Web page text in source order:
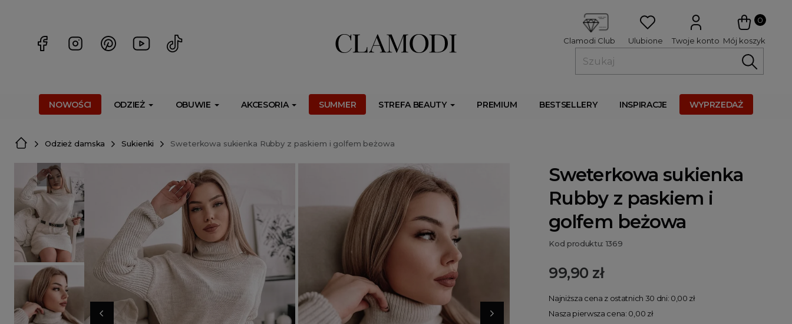
0
Mój koszyk
Twoje konto
Ulubione
Clamodi Club
NOWOŚCI ODZIEŻ OBUWIE AKCESORIA SUMMER STREFA BEAUTY PREMIUM BESTSELLERY INSPIRACJE WYPRZEDAŻ
Odzież damska Sukienki Sweterkowa sukienka Rubby z paskiem i golfem beżowa
Sweterkowa sukienka
Rubby z paskiem i
golfem beżowa
Kod produktu: 1369
99,90 zł
Najniższa cena z ostatnich 30 dni: 0,00 zł
Nasza pierwsza cena: 0,00 zł